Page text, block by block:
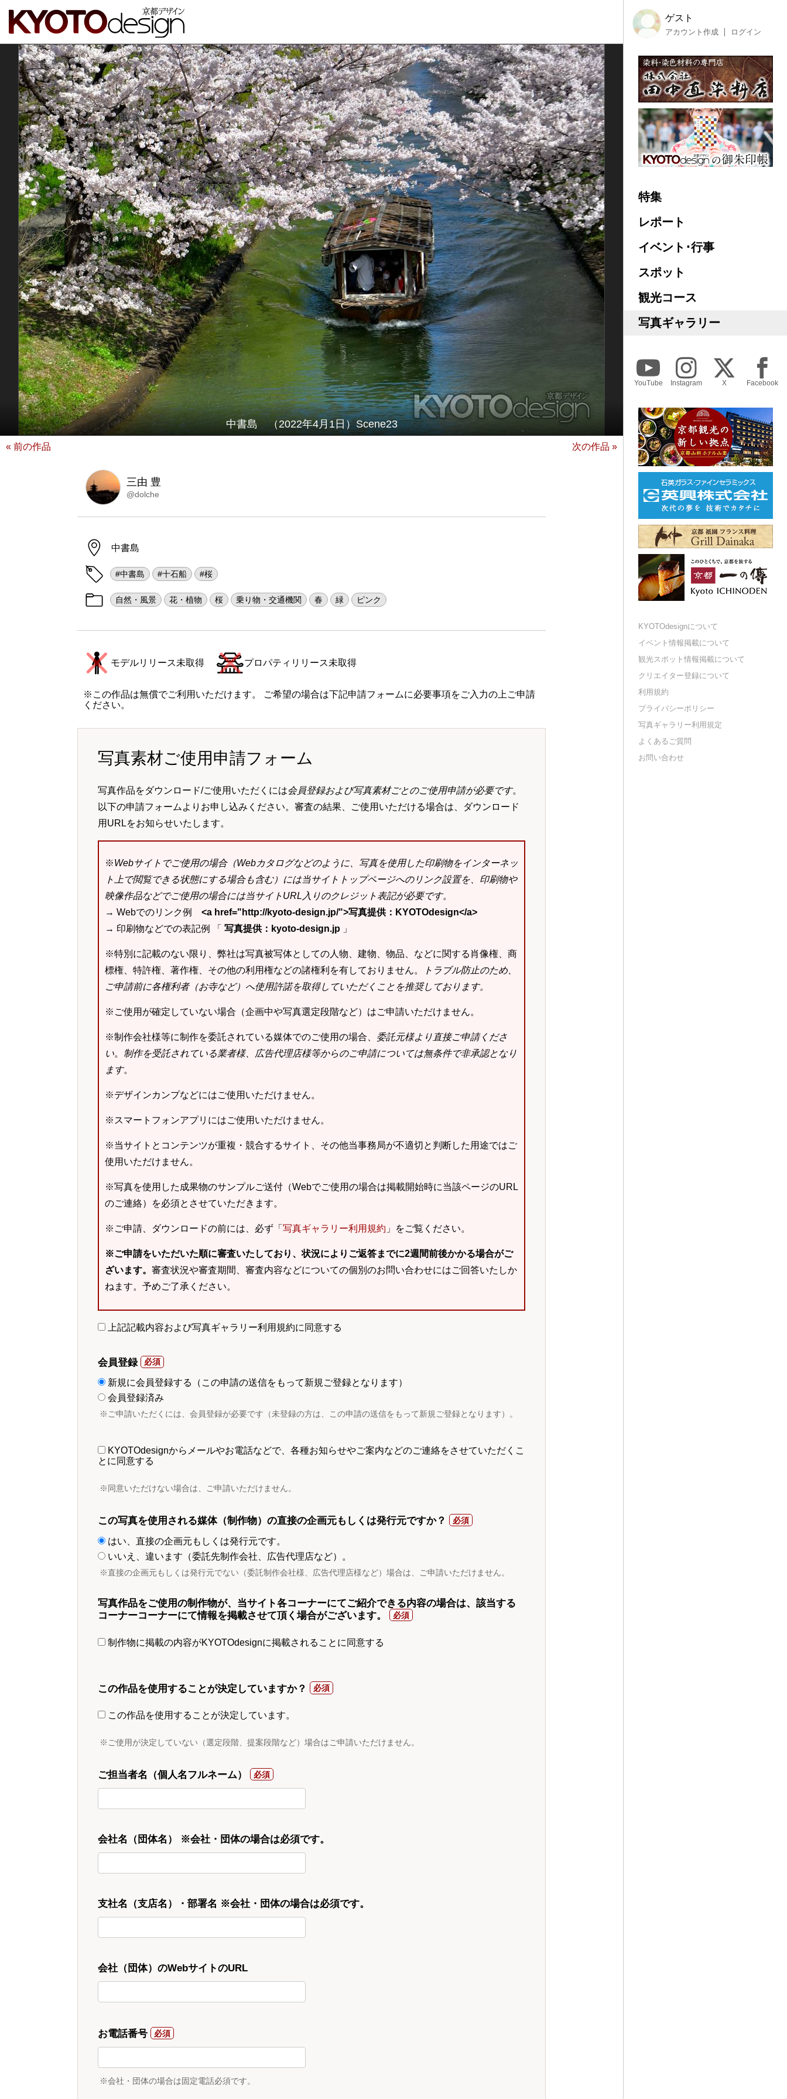
中書島 （2022年4月1日）Scene23
« 前の作品 次の作品 »
三由 豊
@dolche
中書島
#中書島 #十石船 #桜
自然・風景 花・植物 桜 乗り物・交通機関 春 緑 ピンク
モデルリリース未取得 プロパティリリース未取得
※この作品は無償でご利用いただけます。 ご希望の場合は下記申請フォームに必要事項をご入力の上ご申請
ください。
写真素材ご使用申請フォーム
写真作品をダウンロード/ご使用いただくには会員登録および写真素材ごとのご使用申請が必要です。
以下の申請フォームよりお申し込みください。審査の結果、ご使用いただける場合は、ダウンロード
用URLをお知らせいたします。
※Webサイトでご使用の場合（Webカタログなどのように、写真を使用した印刷物をインターネッ
ト上で閲覧できる状態にする場合も含む）には当サイトトップページへのリンク設置を、印刷物や
映像作品などでご使用の場合には当サイトURL入りのクレジット表記が必要です。
→ Webでのリンク例 <a href="http://kyoto-design.jp/">写真提供：KYOTOdesign</a>
→ 印刷物などでの表記例 「 写真提供：kyoto-design.jp 」
※特別に記載のない限り、弊社は写真被写体としての人物、建物、物品、などに関する肖像権、商
標権、特許権、著作権、その他の利用権などの諸権利を有しておりません。
トラブル防止のため、
ご申請前に各権利者（お寺など）へ使用許諾を取得していただくことを推奨しております。
※ご使用が確定していない場合（企画中や写真選定段階など）はご申請いただけません。
※制作会社様等に制作を委託されている媒体でのご使用の場合、 委託元様より直接ご申請くださ
い。 制作を受託されている業者様、広告代理店様等からのご申請については無条件で非承認となり
ます。
※デザインカンプなどにはご使用いただけません。
※スマートフォンアプリにはご使用いただけません。
※当サイトとコンテンツが重複・競合するサイト、その他当事務局が不適切と判断した用途ではご
使用いただけません。
※写真を使用した成果物のサンプルご送付（Webでご使用の場合は掲載開始時に当該ページのURL
のご連絡）を必須とさせていただきます。
※ご申請、ダウンロードの前には、必ず「 写真ギャラリー利用規約 」をご覧ください。
※ご申請をいただいた順に審査いたしており、状況によりご返答までに2週間前後かかる場合がご
ざいます。 審査状況や審査期間、審査内容などについての個別のお問い合わせにはご回答いたしか
ねます。予めご了承ください。
上記記載内容および写真ギャラリー利用規約に同意する
会員登録
新規に会員登録する（この申請の送信をもって新規ご登録となります）
会員登録済み
※ご申請いただくには、会員登録が必要です（未登録の方は、この申請の送信をもって新規ご登録となります）。
KYOTOdesignからメールやお電話などで、各種お知らせやご案内などのご連絡をさせていただくこ
とに同意する
※同意いただけない場合は、ご申請いただけません。
この写真を使用される媒体（制作物）の直接の企画元もしくは発行元ですか？
はい、直接の企画元もしくは発行元です。
いいえ、違います（委託先制作会社、広告代理店など）。
※直接の企画元もしくは発行元でない（委託制作会社様、広告代理店様など）場合は、ご申請いただけません。
写真作品をご使用の制作物が、当サイト各コーナーにてご紹介できる内容の場合は、該当する
コーナーコーナーにて情報を掲載させて頂く場合がございます。
制作物に掲載の内容がKYOTOdesignに掲載されることに同意する
この作品を使用することが決定していますか？
この作品を使用することが決定しています。
※ご使用が決定していない（選定段階、提案段階など）場合はご申請いただけません。
ご担当者名（個人名フルネーム）
会社名（団体名） ※会社・団体の場合は必須です。
支社名（支店名）・部署名 ※会社・団体の場合は必須です。
会社（団体）のWebサイトのURL
お電話番号
※会社・団体の場合は固定電話必須です。
ゲスト
アカウント作成 ログイン
特集
レポート
イベント･行事
スポット
観光コース
写真ギャラリー
YouTube Instagram X Facebook
KYOTOdesignについて
イベント情報掲載について
観光スポット情報掲載について
クリエイター登録について
利用規約
プライバシーポリシー
写真ギャラリー利用規定
よくあるご質問
お問い合わせ